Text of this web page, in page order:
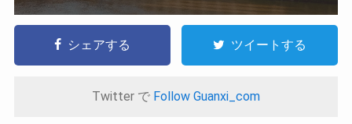
シェアする ツイートする
Twitter で Follow Guanxi_com